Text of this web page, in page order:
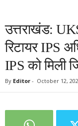
उत्तराखंड:
रिटायर IPS
IPS को मिली
By Editor - October 12,